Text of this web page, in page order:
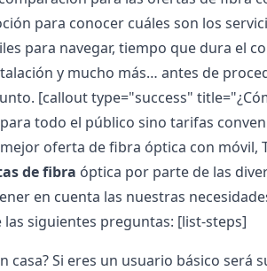
para conocer cuáles son los
para navegar, tiempo que dura el
y mucho más… antes de
[callout type="success"
todo el público sino tarifas
oferta de fibra óptica con móvil,
de fibra óptica por parte de las
en cuenta las nuestras
siguientes preguntas: [list-steps]
Si eres un usuario básico será